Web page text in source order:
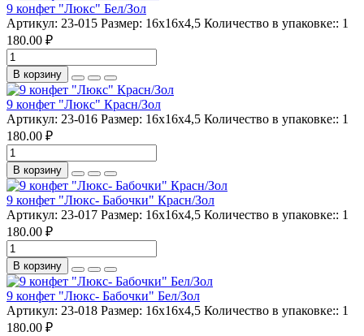
9 конфет "Люкс" Бел/Зол
Артикул: 23-015 Размер: 16х16х4,5 Количество в упаковке:: 1
180.00 ₽
В корзину
9 конфет "Люкс" Красн/Зол
Артикул: 23-016 Размер: 16х16х4,5 Количество в упаковке:: 1
180.00 ₽
В корзину
9 конфет "Люкс- Бабочки" Красн/Зол
Артикул: 23-017 Размер: 16х16х4,5 Количество в упаковке:: 1
180.00 ₽
В корзину
9 конфет "Люкс- Бабочки" Бел/Зол
Артикул: 23-018 Размер: 16х16х4,5 Количество в упаковке:: 1
180.00 ₽